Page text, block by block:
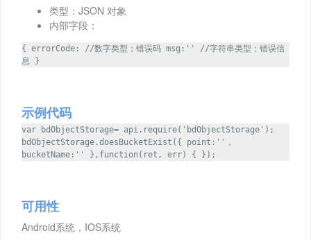
类型：JSON 对象
内部字段：
{ errorCode: //数字类型；错误码 msg:'' //字符串类型；错误信
息 }
示例代码
var bdObjectStorage= api.require('bdObjectStorage');
bdObjectStorage.doesBucketExist({ point:''，
bucketName:'' },function(ret, err) { });
可用性
Android系统，IOS系统